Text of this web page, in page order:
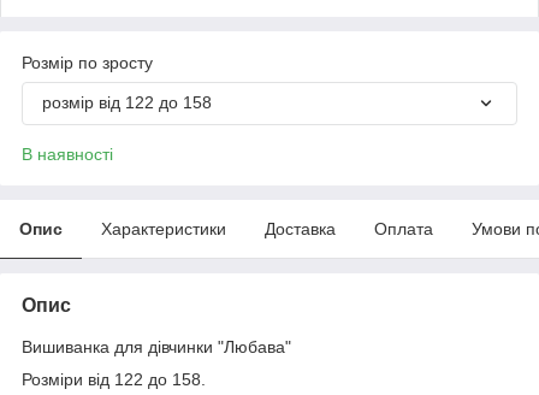
Розмір по зросту
розмір від 122 до 158
В наявності
Опис Характеристики Доставка Оплата Умови
Опис
Вишиванка для дівчинки "Любава"
Розміри від 122 до 158.